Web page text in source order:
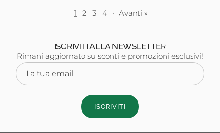
1 2 3 4 · Avanti »
ISCRIVITI ALLA NEWSLETTER
Rimani aggiornato su sconti e promozioni esclusivi!
ISCRIVITI